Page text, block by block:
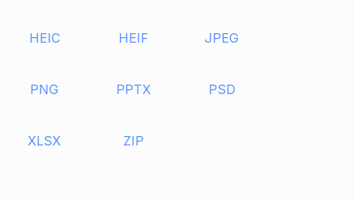
HEIC HEIF JPEG
PNG PPTX PSD
XLSX ZIP